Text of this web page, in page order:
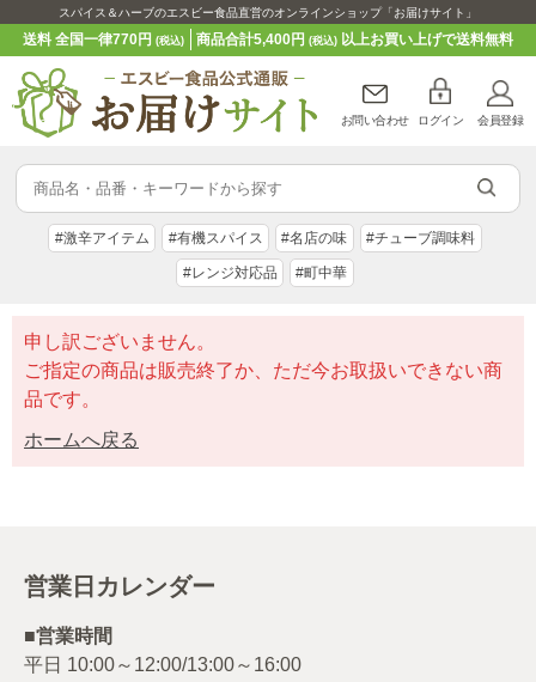
スパイス＆ハーブのエスビー食品直営のオンラインショップ「お届けサイト」
送料 全国一律770円(税込) 商品合計5,400円 (税込)以上お買い上げで送料無料
お問い合わせ ログイン 会員登録
#激辛アイテム #有機スパイス #名店の味 #チューブ調味料
#レンジ対応品 #町中華
申し訳ございません。
ご指定の商品は販売終了か、ただ今お取扱いできない商
品です。
ホームへ戻る
営業日カレンダー
■営業時間